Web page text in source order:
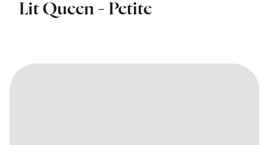
Lit Queen - Petite